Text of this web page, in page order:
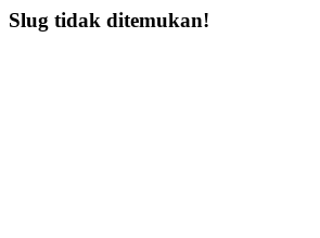
Slug tidak ditemukan!